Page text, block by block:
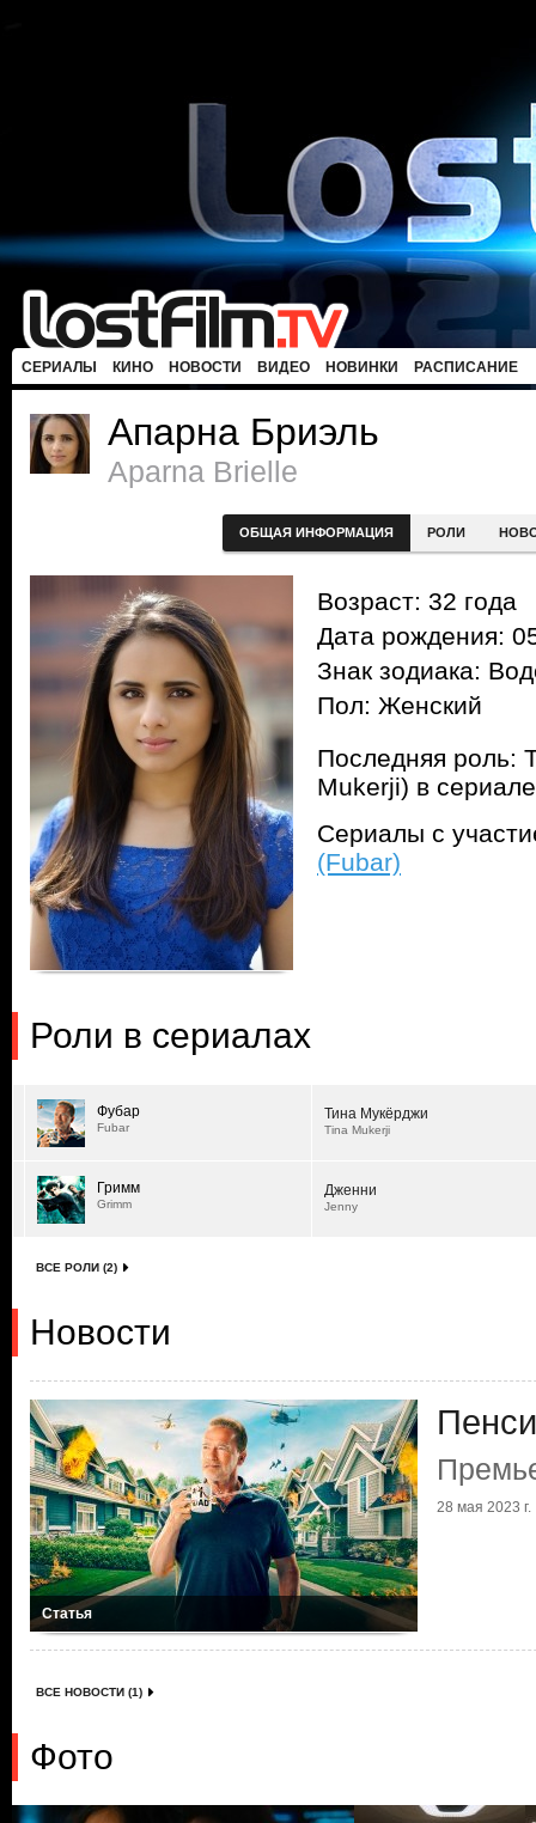
СЕРИАЛЫ КИНО НОВОСТИ ВИДЕО НОВИНКИ РАСПИСАНИЕ
Апарна Бриэль
Aparna Brielle
ОБЩАЯ ИНФОРМАЦИЯ РОЛИ
Возраст: 32 года
Дата рождения:
Знак зодиака:
Пол: Женский
Последняя роль:
Mukerji) в
Сериалы с
(Fubar)
Роли в сериалах
Фубар
Fubar
Тина Мукёрджи
Tina Mukerji
Гримм
Grimm
Дженни
Jenny
ВСЕ РОЛИ (2)
Новости
Статья
28 мая 2023 г.
ВСЕ НОВОСТИ (1)
Фото